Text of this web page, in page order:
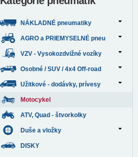
NÁKLADNÉ pneumatiky
AGRO a PRIEMYSELNÉ pneu
VZV - Vysokozdvižné vozíky
Osobné / SUV / 4x4 Off-road
Užitkové - dodávky, prívesy
Motocykel
ATV, Quad - štvorkolky
Duše a vložky
DISKY